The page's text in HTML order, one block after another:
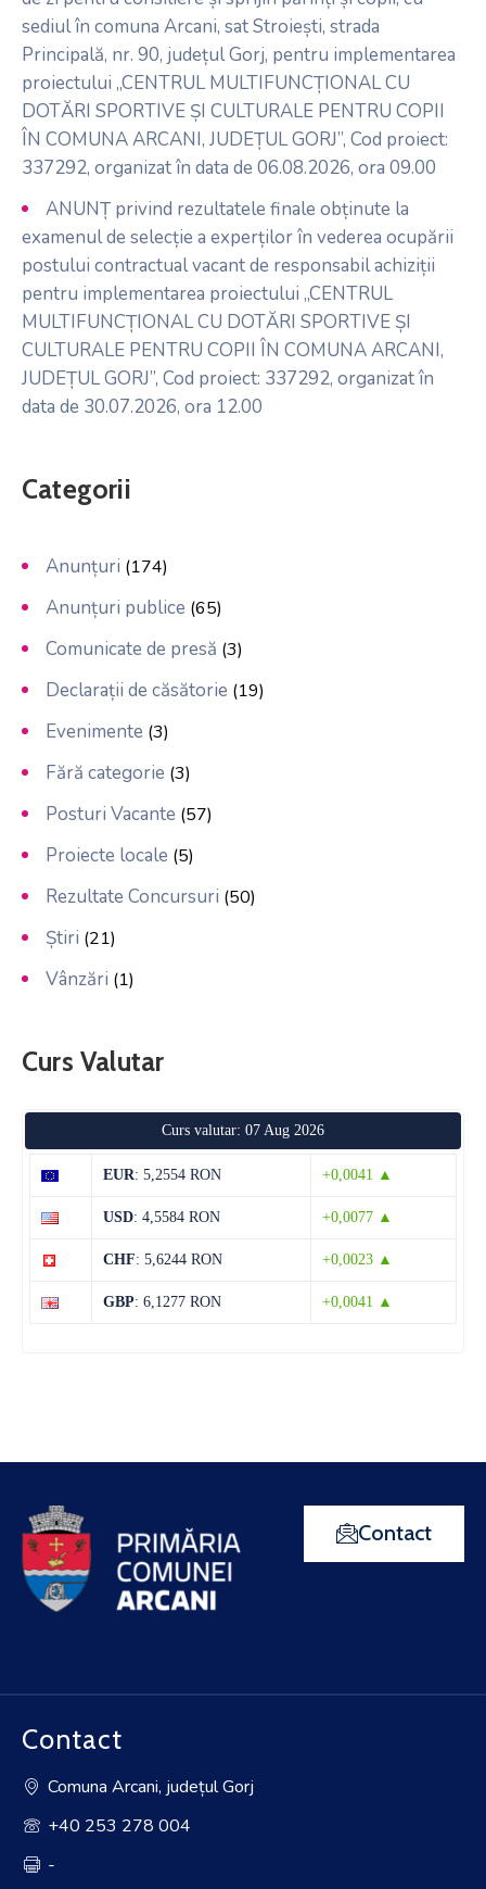
sediul în comuna Arcani, sat Stroiești, strada
Principală, nr. 90, județul Gorj, pentru implementarea
proiectului „CENTRUL MULTIFUNCȚIONAL CU
DOTĂRI SPORTIVE ȘI CULTURALE PENTRU COPII
ÎN COMUNA ARCANI, JUDEȚUL GORJ”, Cod proiect:
337292, organizat în data de 06.08.2026, ora 09.00
ANUNȚ privind rezultatele finale obținute la
examenul de selecție a experților în vederea ocupării
postului contractual vacant de responsabil achiziții
pentru implementarea proiectului „CENTRUL
MULTIFUNCȚIONAL CU DOTĂRI SPORTIVE ȘI
CULTURALE PENTRU COPII ÎN COMUNA ARCANI,
JUDEȚUL GORJ”, Cod proiect: 337292, organizat în
data de 30.07.2026, ora 12.00
Categorii
Anunțuri (174)
Anunțuri publice (65)
Comunicate de presă (3)
Declarații de căsătorie (19)
Evenimente (3)
Fără categorie (3)
Posturi Vacante (57)
Proiecte locale (5)
Rezultate Concursuri (50)
Știri (21)
Vânzări (1)
Curs Valutar
Curs valutar: 07 Aug 2026
EUR: 5,2554 RON +0,0041 ▲
USD: 4,5584 RON +0,0077 ▲
CHF: 5,6244 RON +0,0023 ▲
GBP: 6,1277 RON +0,0041 ▲
Contact
Contact
Comuna Arcani, județul Gorj
+40 253 278 004
-